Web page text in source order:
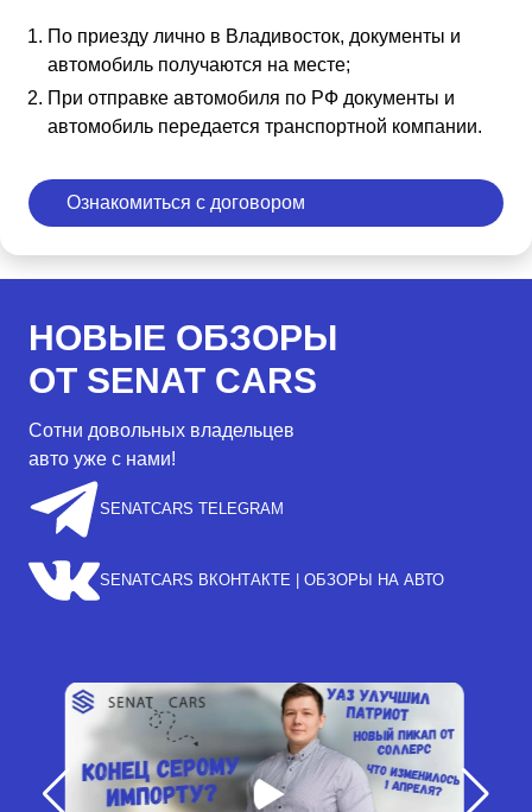
По приезду лично в Владивосток, документы и
автомобиль получаются на месте;
При отправке автомобиля по РФ документы и
автомобиль передается транспортной компании.
Ознакомиться с договором
НОВЫЕ ОБЗОРЫ
ОТ SENAT CARS
Сотни довольных владельцев
авто уже с нами!
SENATCARS TELEGRAM
SENATCARS ВКОНТАКТЕ | ОБЗОРЫ НА АВТО